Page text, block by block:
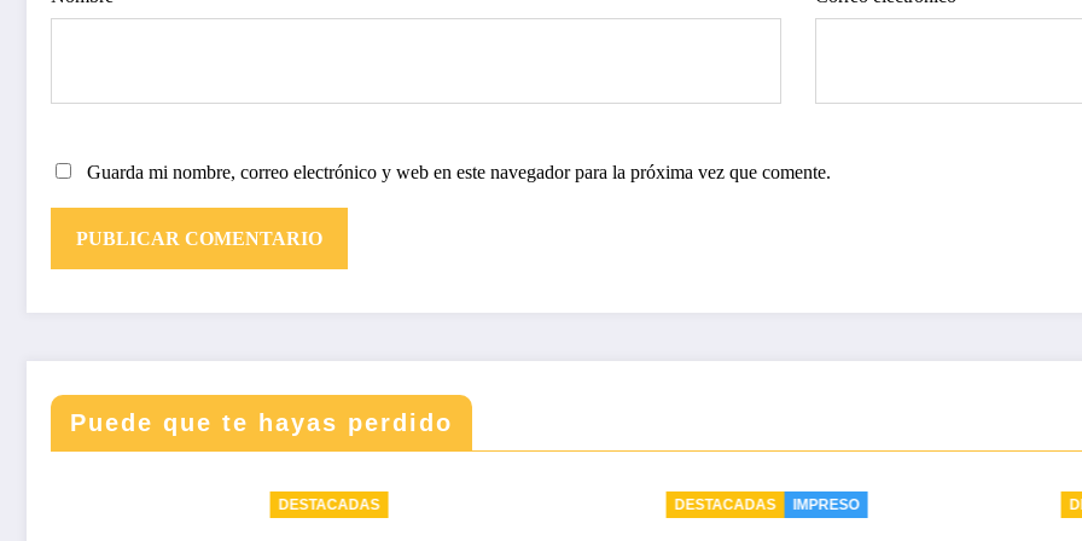
Guarda mi nombre, correo electrónico y web en este navegador para la próxima vez que comente.
Puede que te hayas perdido